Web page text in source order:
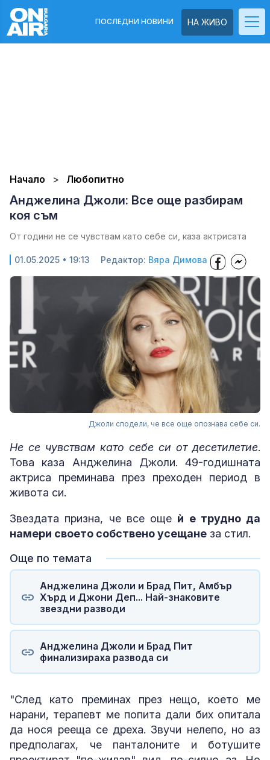
НА ЖИВО
ПОСЛЕДНИ НОВИНИ
Начало Любопитно
Анджелина Джоли: Все още разбирам
коя съм
От години не се чувствам като себе си, каза актрисата
01.05.2025 • 19:13 Редактор: Вяра Димова
Джоли сподели, че все още опознава себе си.
Не се чувствам като себе си от десетилетие.
Това каза Анджелина Джоли. 49-годишната
актриса преминава през преходен период в
живота си.
Звездата призна, че все още ѝ е трудно да
намери своето собствено усещане за стил.
Още по темата
Анджелина Джоли и Брад Пит, Амбър
Хърд и Джони Деп... Най-знаковите
звездни разводи
Анджелина Джоли и Брад Пит
финализираха развода си
"След като преминах през нещо, което ме
нарани, терапевт ме попита дали бих опитала
да нося рееща се дреха. Звучи нелепо, но аз
предполагах, че панталоните и ботушите